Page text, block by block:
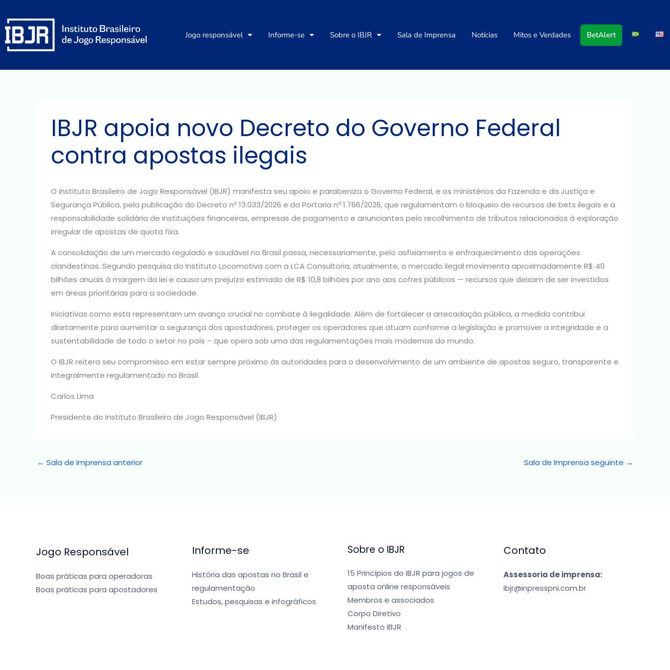
para
conteúdo
Jogo responsável Informe-se Sobre o IBJR Sala de Imprensa Notícias Mitos e Verdades BetAlert
IBJR apoia novo Decreto do Governo Federal
contra apostas ilegais
O Instituto Brasileiro de Jogo Responsável (IBJR) manifesta seu apoio e parabeniza o Governo Federal, e os ministérios da Fazenda e da Justiça e
Segurança Pública, pela publicação do Decreto nº 13.033/2026 e da Portaria nº 1.766/2026, que regulamentam o bloqueio de recursos de bets ilegais e a
responsabilidade solidária de instituições financeiras, empresas de pagamento e anunciantes pelo recolhimento de tributos relacionados à exploração
irregular de apostas de quota fixa.
A consolidação de um mercado regulado e saudável no Brasil passa, necessariamente, pelo asfixiamento e enfraquecimento das operações
clandestinas. Segundo pesquisa do Instituto Locomotiva com a LCA Consultoria, atualmente, o mercado ilegal movimenta aproximadamente R$ 40
bilhões anuais à margem da lei e causa um prejuízo estimado de R$ 10,8 bilhões por ano aos cofres públicos — recursos que deixam de ser investidos
em áreas prioritárias para a sociedade.
Iniciativas como esta representam um avanço crucial no combate à ilegalidade. Além de fortalecer a arrecadação pública, a medida contribui
diretamente para aumentar a segurança dos apostadores, proteger os operadores que atuam conforme a legislação e promover a integridade e a
sustentabilidade de todo o setor no país – que opera sob uma das regulamentações mais modernas do mundo.
O IBJR reitera seu compromisso em estar sempre próximo às autoridades para o desenvolvimento de um ambiente de apostas seguro, transparente e
integralmente regulamentado no Brasil.
Carlos Lima
Presidente do Instituto Brasileiro de Jogo Responsável (IBJR)
← Sala de Imprensa anterior Sala de Imprensa seguinte →
Jogo Responsável
Boas práticas para operadoras
Boas práticas para apostadores
Informe-se
História das apostas no Brasil e
regulamentação
Estudos, pesquisas e infográficos
Sobre o IBJR
15 Princípios do IBJR para jogos de
aposta online responsáveis
Membros e associados
Corpo Diretivo
Manifesto IBJR
Contato
Assessoria de imprensa:
ibjr@inpresspni.com.br